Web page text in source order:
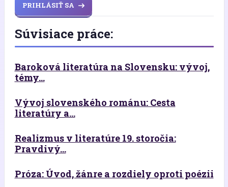
PRIHLÁSIŤ SA
Súvisiace práce:
Baroková literatúra na Slovensku: vývoj,
témy...
Vývoj slovenského románu: Cesta
literatúry a...
Realizmus v literatúre 19. storočia:
Pravdivý...
Próza: Úvod, žánre a rozdiely oproti poézii